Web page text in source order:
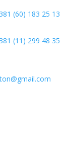
(60) 183 25 13
(11) 299 48 35